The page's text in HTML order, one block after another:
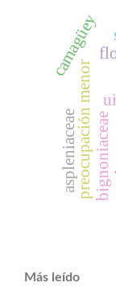
preocupación menor
camagüey
bignoniaceae
aspleniaceae
Más leído